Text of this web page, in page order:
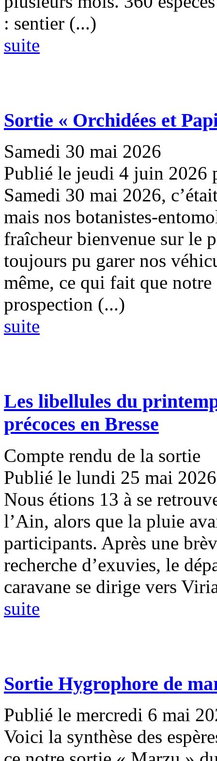
: sentier (...)
suite
Sortie « Orchidées et
Samedi 30 mai 2026
Publié le jeudi 4 juin 2026
Samedi 30 mai 2026,
mais nos botanistes-
fraîcheur bienvenue sur le
toujours pu garer nos
même, ce qui fait que
prospection (...)
suite
Les libellules du
précoces en Bresse
Compte rendu de la sortie
Publié le lundi 25 mai 2026
Nous étions 13 à se
l’Ain, alors que la pluie
participants. Après une
recherche d’exuvies, le
caravane se dirige vers
suite
Sortie Hygrophore de
Publié le mercredi 6 mai
Voici la synthèse des